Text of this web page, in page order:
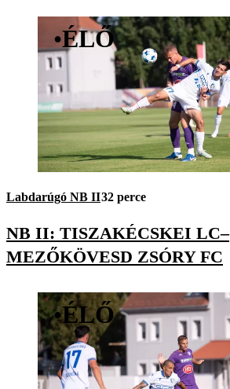
•ÉLŐ
Labdarúgó NB II32 perce
NB II: TISZAKÉCSKEI LC–
MEZŐKÖVESD ZSÓRY FC
•ÉLŐ